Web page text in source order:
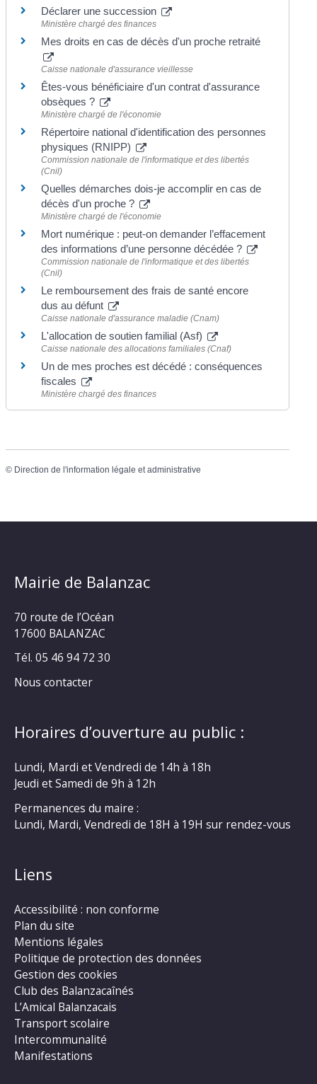
Déclarer une succession
Ministère chargé des finances
Mes droits en cas de décès d'un proche retraité
Caisse nationale d'assurance vieillesse
Êtes-vous bénéficiaire d'un contrat d'assurance
obsèques ?
Ministère chargé de l'économie
Répertoire national d'identification des personnes
physiques (RNIPP)
Commission nationale de l'informatique et des libertés
(Cnil)
Quelles démarches dois-je accomplir en cas de
décès d'un proche ?
Ministère chargé de l'économie
Mort numérique : peut-on demander l’effacement
des informations d’une personne décédée ?
Commission nationale de l'informatique et des libertés
(Cnil)
Le remboursement des frais de santé encore
dus au défunt
Caisse nationale d'assurance maladie (Cnam)
L'allocation de soutien familial (Asf)
Caisse nationale des allocations familiales (Cnaf)
Un de mes proches est décédé : conséquences
fiscales
Ministère chargé des finances
© Direction de l'information légale et administrative
Mairie de Balanzac
70 route de l’Océan
17600 BALANZAC
Tél. 05 46 94 72 30
Nous contacter
Horaires d’ouverture au public :
Lundi, Mardi et Vendredi de 14h à 18h
Jeudi et Samedi de 9h à 12h
Permanences du maire :
Lundi, Mardi, Vendredi de 18H à 19H sur rendez-vous
Liens
Accessibilité : non conforme
Plan du site
Mentions légales
Politique de protection des données
Gestion des cookies
Club des Balanzacaînés
L’Amical Balanzacais
Transport scolaire
Intercommunalité
Manifestations